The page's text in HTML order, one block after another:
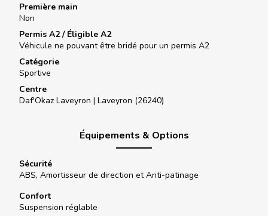
Première main
Non
Permis A2 / Éligible A2
Véhicule ne pouvant être bridé pour un permis A2
Catégorie
Sportive
Centre
Daf'Okaz Laveyron | Laveyron (26240)
Équipements & Options
Sécurité
ABS, Amortisseur de direction et Anti-patinage
Confort
Suspension réglable